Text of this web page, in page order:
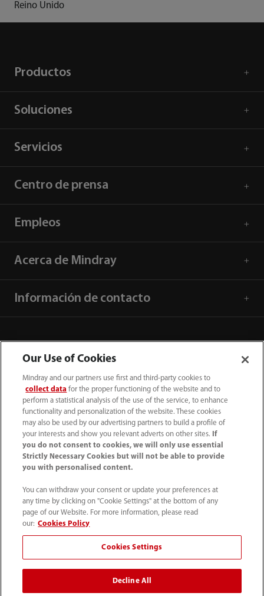
Reino Unido
Productos
Soluciones
Servicios
Centro de prensa
Empleos
Acerca de Mindray
Información de contacto
52 55 5661 9450
Condiciones de uso｜ Mapa del sitio ｜ Aviso cookies
Aviso de privacidad
Contáctenos
Mindray Headquarters, Mindray Building, Keji 12th Road
South, High-tech Industrial Park, Nanshan, Shenzhen
Our Use of Cookies
Mindray and our partners use first and third-party cookies to
collect data for the proper functioning of the website and to
perform a statistical analysis of the use of the service, to enhance
functionality and personalization of the website. These cookies
may also be used by our advertising partners to build a profile of
your interests and show you relevant adverts on other sites.
If
you do not consent to cookies, we will only use essential
Strictly Necessary Cookies but will not be able to provide
you with personalised content.
You can withdraw your consent or update your preferences at
any time by clicking on "Cookie Settings" at the bottom of any
page of our Website. For more information, please read
our: Cookies Policy
Cookies Settings
Decline All